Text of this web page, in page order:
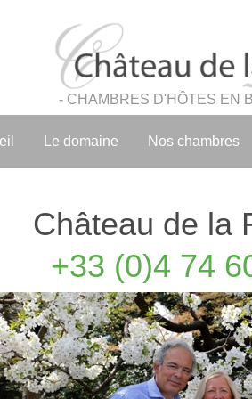
- CHAMBRES D'HÔTES EN
Le domaine Nos chambres
Château de la
+33 (0)4 74